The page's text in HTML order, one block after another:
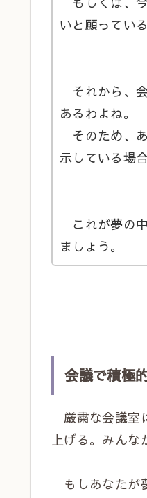
いと願ってい
それから、
あるわよね。
そのため、
示している場
これが夢の
ましょう。
会議で積極
厳粛な会議室
上げる。みん
もしあなたが